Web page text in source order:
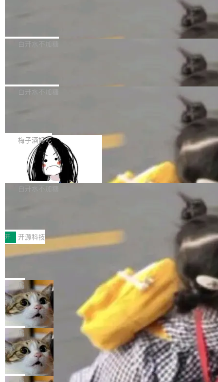
员工参与设立的专项资产管理计划。其中，Dee
获配9...
一个回归问题，该问题导致拉取镜像时会拒绝包
题，该问题可能导致在旧版 Linux 内核...
e 孵化器项目管理委员会（IPMC）投票中获得
P）！这一里程碑不仅标志着 Fluss 迈入新的发
白开水不加糖
长期停止内容更新，未能实现其作为“AI版维基百
提交的编辑请求也长期处于待处理状态。 Groki
pedia 于去年底上线，定位为由人工智能生成内
容的百科平台，被马斯克视为传统众包百科网站
维基百科的替代方案。Lawfare 调查发现，无论
热门页面还是低关注度页面，均未出现近期更
白开水不加糖
是这样的：配 MessageSource 的 Bean、写 R
eloadableResourceBundleMessageSource、
声明 LocaleResolver、注册 LocaleChangeInt
erceptor…五六步之后才能看到第一行翻译文
本。 Solon 换了个方式。整个 i18n 模块围绕三
梅子酒好吃
Apache Doris 4.1 全面增强 Iceberg：
支持 UPDATE、MERGE INTO 与 Iceb
erg V3
Apache Doris 4.1 要补齐的，正是缺失的那一
半。在已有查询能力的基础上，Doris 进一步支
常维护操作，并完整支持 Iceberg V3 格式。
白开水不加糖
村国家自主创新示范区会议中心开幕。本届大会
由中关村智联软件服务业质量创新联盟主办，以
“智构可信·质创未来——AI原生时代的质量新范
式”为主题，直面AI从实验室走向规模化产业落地
的核心质量命题。会上，《2026智能研发生产力
工具选型手册》发布，Testin云测的Testin XAge
nt智能测试系统入选AI测试领域代表产品。对CI
O而言，这提示了一个转变：AI测试正在从效率
工具升级为企业的质量基础设施。 CIO面对的新
现实 过去两年，CIO们的焦虑清单上多了两项：
一是如何让大模型和智能体应用安全地从PoC走
向生产，二是如何让测试团队跟得上AI应用...
开 开源科技
让非法状态不可表示：一篇关于 ADT
有一种东西，一旦用过就回不去了。Alex Fedos
eev 管它叫"软件设计的基石"。 他说的东西不新
鲜——代数数据类型（ADT），尤其是和类型
（sum type）。但他说清楚了一件事：这不是类
型系统的学术体操，是日常编码的思维方式。 文
章从一个简单的例子切入。一个网站的深色主题
设置，如果用布尔值 + 可空字段来表示——bool
ean 表示是否可切换，nullable 的默认模式、浅
色方案、深色方案——会产生大量无意义的组
合。方案缺了、配置冲突了、全 null 了。要知道
局
Cloudflare 开源内部企业 AI 平台 Clou
dflare OS
Cloudflare 发布了一个开源项目 Cloudflare O
S。如果你只看官方博客，你会觉得这是又一
个"AI 知识库 + 聊天机器人"——每个大厂都在
做，没什么新鲜的。 但 Kenton Varda 在 Twitte
r 上把事情说清楚了： 今天我们发布了 Cloudfla
re OS，一个带连接器的聊天机器人，跟其他所
局
Deno 团队开源 Celld，可自托管的分
布式 Durable Objects
Ryan Dahl 领导的 Deno 团队推出了最新开源项
目 Celld，一个能在自己机器上运行 Cloudflare